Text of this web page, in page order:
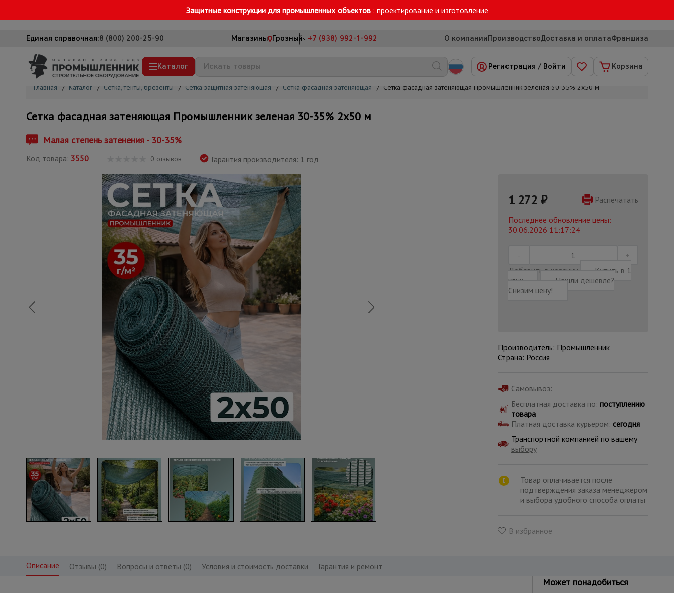
Защитные конструкции для промышленных объектов : проектирование и изготовление
Единая справочная:8 (800) 200-25-90 Магазины Грозный +7 (938) 992-1-992 О компанииПроизводствоДоставка и оплатаФраншиза
Каталог
Вышки-туры
Подмости строительные
Сетка, тенты, брезенты
Грузоподъемное оборудование
Мусоропровод строительный
Фанера ламинированная
Опалубка
Вибротехника для строительства
Оборудование для работы с арматурой
Оборудование для бетонных работ
Техника для склада
Тачки строительные и садовые
Лестницы и стремянки
Штукатурные комплекты
Сварочные аппараты
Тепловые пушки
Металл и металлообработка
всех
Регистрация / Войти Корзина
Главная / Каталог / Сетка, тенты, брезенты / Сетка защитная затеняющая / Сетка фасадная затеняющая / Сетка фасадная затеняющая Промышленник зеленая 30-35% 2х50 м
Сетка фасадная затеняющая Промышленник зеленая 30-35% 2х50 м
Малая степень затенения - 30-35%
Код товара: 3550 0 отзывов Гарантия производителя: 1 год
1 272 ₽
Распечатать
Последнее обновление цены:
30.06.2026 11:17:24
Добавить в корзину
Купить в 1
клик
Нашли дешевле?
Снизим цену!
Производитель: Промышленник
Страна: Россия
Самовывоз:
Бесплатная доставка по: поступлению
товара
Платная доставка курьером: сегодня
Транспортной компанией по вашему
выбору
Товар оплачивается после
подтверждения заказа менеджером
и выбора удобного способа оплаты
В избранное
Описание Отзывы (0) Вопросы и ответы (0) Условия и стоимость доставки Гарантия и ремонт
Может понадобиться